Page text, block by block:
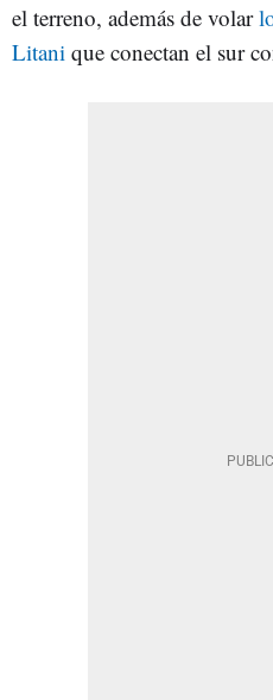
el terreno, además de volar
Litani que conectan el sur